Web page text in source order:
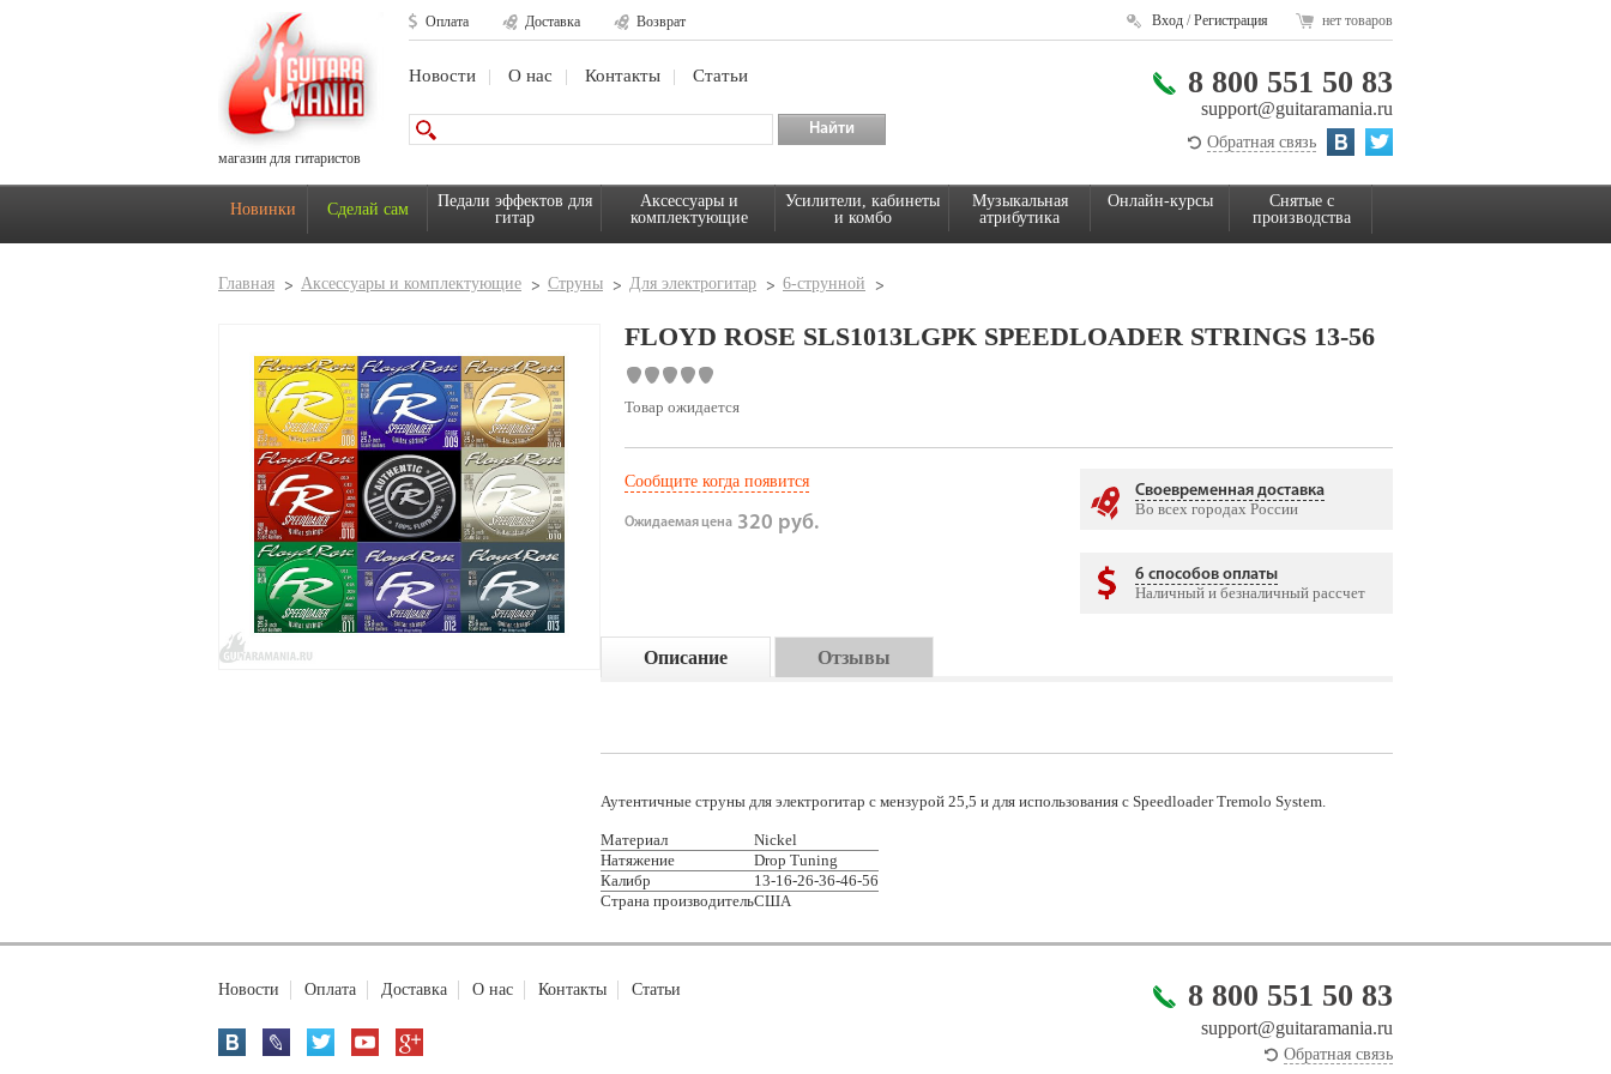
магазин для гитаристов
Оплата Доставка Возврат Вход /Регистрация нет товаров
Новости О нас Контакты Статьи 8 800 551 50 83
support@guitaramania.ru
Обратная связь
Новинки Сделай сам
Педали эффектов для
гитар
Аксессуары и
комплектующие
Усилители, кабинеты
и комбо
Музыкальная
атрибутика
Онлайн-курсы
Снятые с
производства
Главная Аксессуары и комплектующие Струны Для электрогитар 6-струнной
FLOYD ROSE SLS1013LGPK SPEEDLOADER STRINGS 13-56
Товар ожидается
Сообщите когда появится
Ожидаемая цена 320 руб.
Своевременная доставка
Во всех городах России
6 способов оплаты
Наличный и безналичный рассчет
Описание Отзывы
Аутентичные струны для электрогитар с мензурой 25,5 и для использования с Speedloader Tremolo System.
Материал
Nickel
Натяжение
Drop Tuning
Калибр
13-16-26-36-46-56
Страна производительСША
Новости Оплата Доставка О нас Контакты Статьи 8 800 551 50 83
support@guitaramania.ru
Обратная связь